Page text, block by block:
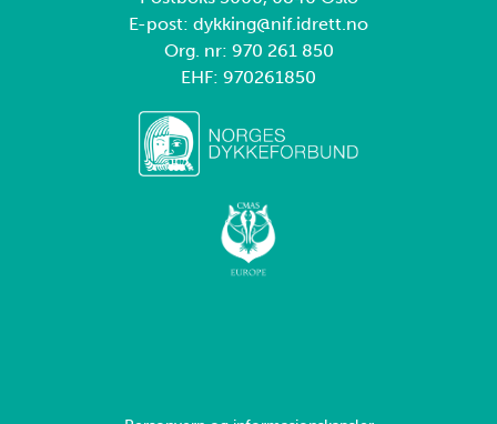
E-post: dykking@nif.idrett.no
Org. nr: 970 261 850
EHF: 970261850